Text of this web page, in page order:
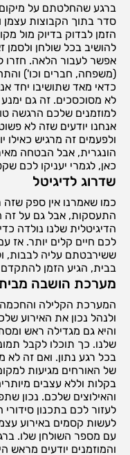
ברגע שהחלטתם על
סדר בתוך הקבוצות עצמן
הזמן לבדוק בדיוק מול
להושיב בכל שולחן
אפשר לעבור הלאה. חזרו
(משפחה, חברים וכו')
כדאי מאד שתושיבו יחד
לא מסוכסכים. זה גם ימנע
למוזמנים שלכם הרגשה
אנחנו יודעים שזה לא
ולפעמים זה מרגיש כאילו
הונגרית, אבל הבטחה
כאן, לגמרי יעניקו לכם
שדרוג לדיגיטל
כמו שאמרנו אין ספק
התעסקות, אבל גם על זה
הדיגיטלית שלנו נולדה
לכם חיים קלים יותר. אז
ששירבטתם עליה לבבות,
בבית, הגיע הזמן להתקדם
מערכת הושבה מבית
המערכת הקלילה
ולנהל נכון את האירוע
והיא גם מגדילה ראש
שלנו. כך תוכלו לקבל
בכל רגע נתון. ואם זה
של האורחים מגיעות
בקלות וללא עצבים
והאילוצים שלכם. נכון
לעזור לכם בתכנון
לעשות קסמים באירוע
עם מספר השולחן שלו.
והמוזמנים יודעים מראש